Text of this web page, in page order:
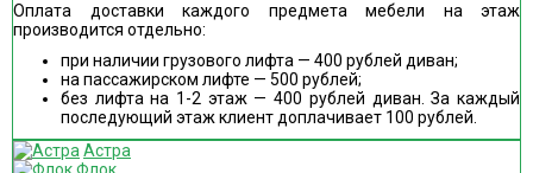
Оплата доставки каждого предмета мебели на этаж
производится отдельно:
при наличии грузового лифта — 400 рублей диван;
на пассажирском лифте — 500 рублей;
без лифта на 1-2 этаж — 400 рублей диван. За каждый
последующий этаж клиент доплачивает 100 рублей.
Астра